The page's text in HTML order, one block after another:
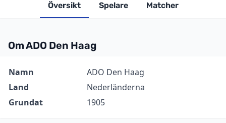
Översikt Spelare Matcher
Om ADO Den Haag
Information
Namn
ADO Den Haag
Land
Nederländerna
Grundat
1905